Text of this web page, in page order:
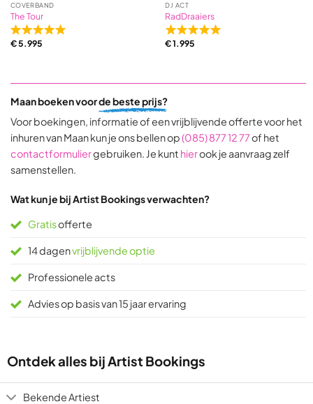
COVERBAND
The Tour
Rated
5,0
based
31
ratings
€5.995
DJ ACT
RadDraaiers
Rated
5,0
9
ratings
€1.995
Maan boeken voorde beste prijs?
Voor boekingen, informatie of een vrijblijvende offerte voor het
inhuren van Maan kun je ons bellen op(085) 877 12 77of het
contactformuliergebruiken. Je kunt hierook je aanvraag zelf
samenstellen.
Wat kun je bij Artist Bookings verwachten?
Gratisofferte
14 dagenvrijblijvende optie
Professionele acts
Advies op basis van 15 jaar ervaring
Ontdek alles bij Artist Bookings
Bekende Artiest